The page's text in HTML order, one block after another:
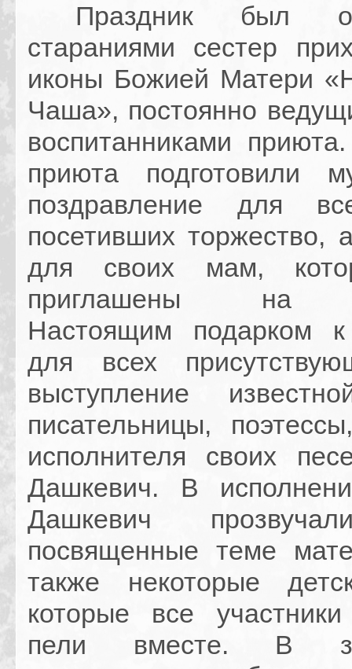
Праздник был
стараниями сестер
иконы Божией Матери
Чаша», постоянно
воспитанниками
приюта подготовили
поздравление для
посетивших торжество,
для своих мам,
приглашены на
Настоящим подарком к
для всех
выступление
писательницы,
исполнителя своих
Дашкевич. В
Дашкевич
посвященные теме
также некоторые
которые все
пели вместе. В